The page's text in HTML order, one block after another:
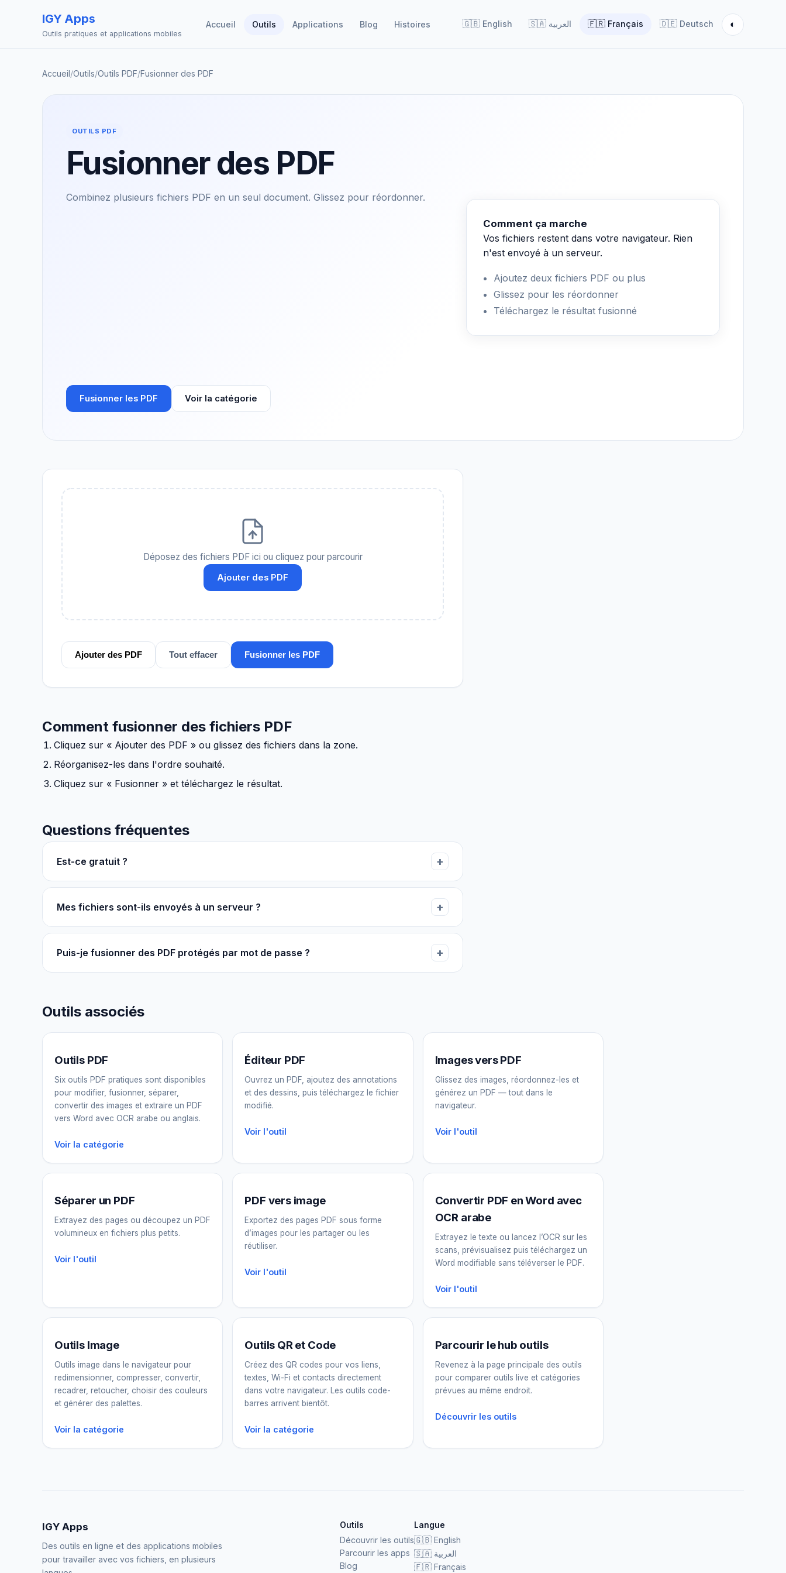
IGY Apps
Outils pratiques et applications mobiles
Accueil Outils Applications Blog Histoires 🇬🇧 English 🇸🇦 العربية 🇫🇷 Français 🇩🇪 Deutsch ◐
Accueil/Outils/Outils PDF/Fusionner des PDF
OUTILS PDF
Fusionner des PDF
Combinez plusieurs fichiers PDF en un seul document. Glissez pour réordonner.
Fusionner les PDF Voir la catégorie
Comment ça marche
Vos fichiers restent dans votre navigateur. Rien
n'est envoyé à un serveur.
Ajoutez deux fichiers PDF ou plus
Glissez pour les réordonner
Téléchargez le résultat fusionné
Déposez des fichiers PDF ici ou cliquez pour parcourir
Ajouter des PDF
Ajouter des PDF Tout effacer Fusionner les PDF
Comment fusionner des fichiers PDF
Cliquez sur « Ajouter des PDF » ou glissez des fichiers dans la zone.
Réorganisez-les dans l'ordre souhaité.
Cliquez sur « Fusionner » et téléchargez le résultat.
Questions fréquentes
Est-ce gratuit ?
Mes fichiers sont-ils envoyés à un serveur ?
Puis-je fusionner des PDF protégés par mot de passe ?
Outils associés
Outils PDF
Six outils PDF pratiques sont disponibles
pour modifier, fusionner, séparer,
convertir des images et extraire un PDF
vers Word avec OCR arabe ou anglais.
Voir la catégorie
Éditeur PDF
Ouvrez un PDF, ajoutez des annotations
et des dessins, puis téléchargez le fichier
modifié.
Voir l'outil
Images vers PDF
Glissez des images, réordonnez-les et
générez un PDF — tout dans le
navigateur.
Voir l'outil
Séparer un PDF
Extrayez des pages ou découpez un PDF
volumineux en fichiers plus petits.
Voir l'outil
PDF vers image
Exportez des pages PDF sous forme
d’images pour les partager ou les
réutiliser.
Voir l'outil
Convertir PDF en Word avec
OCR arabe
Extrayez le texte ou lancez l’OCR sur les
scans, prévisualisez puis téléchargez un
Word modifiable sans téléverser le PDF.
Voir l'outil
Outils Image
Outils image dans le navigateur pour
redimensionner, compresser, convertir,
recadrer, retoucher, choisir des couleurs
et générer des palettes.
Voir la catégorie
Outils QR et Code
Créez des QR codes pour vos liens,
textes, Wi-Fi et contacts directement
dans votre navigateur. Les outils code-
barres arrivent bientôt.
Voir la catégorie
Parcourir le hub outils
Revenez à la page principale des outils
pour comparer outils live et catégories
prévues au même endroit.
Découvrir les outils
IGY Apps
Des outils en ligne et des applications mobiles
pour travailler avec vos fichiers, en plusieurs
Outils
Découvrir les outils
Parcourir les apps
Blog
Langue
🇬🇧 English
🇸🇦 العربية
🇫🇷 Français